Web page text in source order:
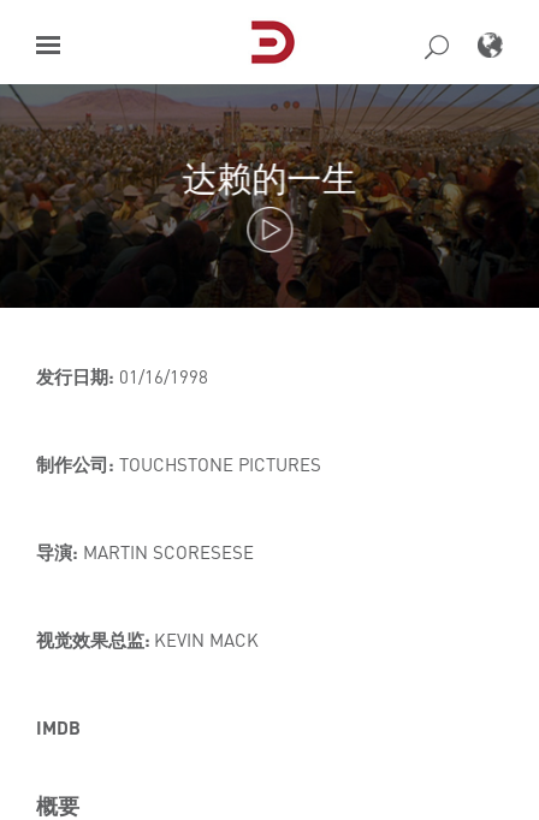
content
达赖的一生
发行日期: 01/16/1998
制作公司: TOUCHSTONE PICTURES
导演: MARTIN SCORESESE
视觉效果总监: KEVIN MACK
IMDB
概要